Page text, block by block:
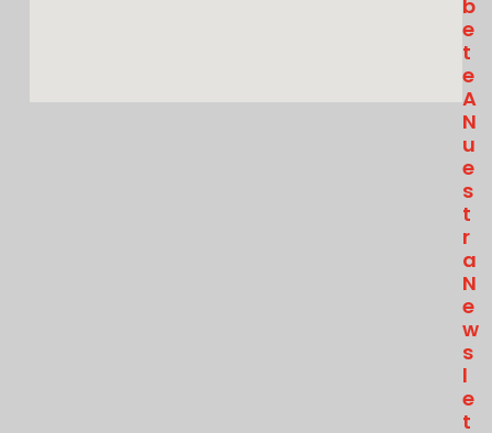
B
E
T
E
A
N
U
E
S
T
R
A
N
E
W
S
L
E
T